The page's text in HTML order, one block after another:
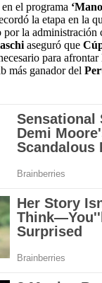
el programa
la etapa en la
la administración
aseguró que
para afrontar
más ganador del